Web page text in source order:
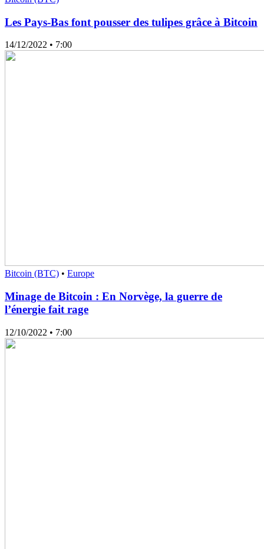
Les Pays-Bas font pousser des tulipes grâce à Bitcoin
14/12/2022 • 7:00
Bitcoin (BTC) • Europe
Minage de Bitcoin : En Norvège, la guerre de
l’énergie fait rage
12/10/2022 • 7:00